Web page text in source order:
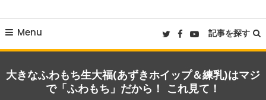
Menu 記事を探す
大きなふわもち生大福(あずきホイップ＆練乳)はマジ
で「ふわもち」だから！ これ見て！